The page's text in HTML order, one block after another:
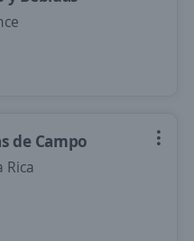
de Campo
Rica